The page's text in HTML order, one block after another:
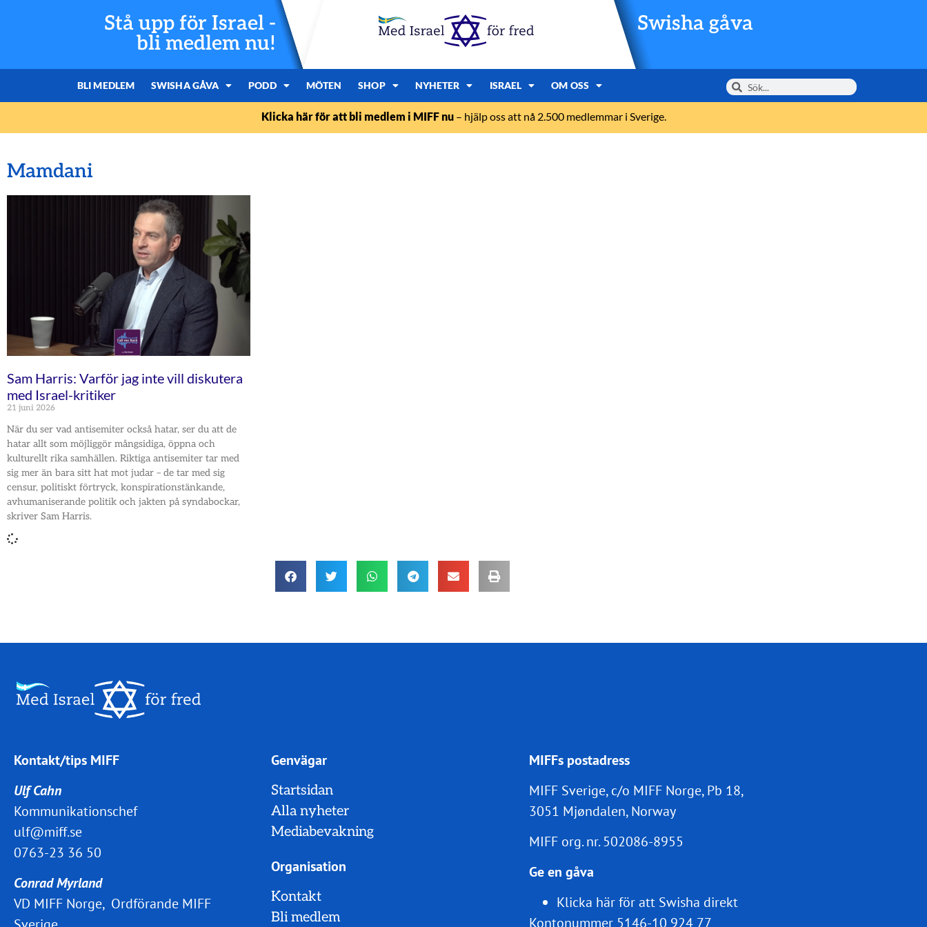
Stå upp för Israel -
bli medlem nu!
Swisha gåva
BLI MEDLEM SWISHA GÅVA PODD MÖTEN SHOP NYHETER ISRAEL OM OSS
Klicka här för att bli medlem i MIFF nu– hjälp oss att nå 2.500 medlemmar i Sverige.
Mamdani
Sam Harris: Varför jag inte vill diskutera
med Israel-kritiker
21 juni 2026
När du ser vad antisemiter också hatar, ser du att de
hatar allt som möjliggör mångsidiga, öppna och
kulturellt rika samhällen. Riktiga antisemiter tar med
sig mer än bara sitt hat mot judar – de tar med sig
censur, politiskt förtryck, konspirationstänkande,
avhumaniserande politik och jakten på syndabockar,
skriver Sam Harris.
Kontakt/tips MIFF
Ulf Cahn
Kommunikationschef
ulf@miff.se
0763-23 36 50
Conrad Myrland
VD MIFF Norge, Ordförande MIFF
Genvägar
Startsidan
Alla nyheter
Mediabevakning
Organisation
Kontakt
Bli medlem
MIFFs postadress
MIFF Sverige, c/o MIFF Norge, Pb 18,
3051 Mjøndalen, Norway
MIFF org. nr.502086-8955
Ge en gåva
Klicka här för att Swisha direkt
Kontonummer 5146-10 924 77